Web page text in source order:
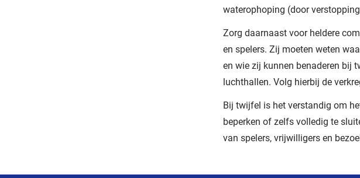
waterophoping (door
Zorg daarnaast voor heldere
en spelers. Zij moeten weten
en wie zij kunnen benaderen bij
luchthallen. Volg hierbij de
Bij twijfel is het verstandig om
beperken of zelfs volledig te
van spelers, vrijwilligers en